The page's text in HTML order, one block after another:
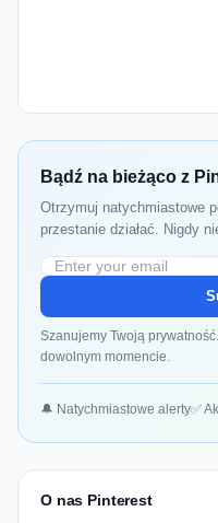
Bądź na bieżąco z
Otrzymuj natychmiastowe
przestanie działać. Nigdy
Szanujemy Twoją
dowolnym momencie.
🔔 Natychmiastowe alerty✅
O nas Pinterest